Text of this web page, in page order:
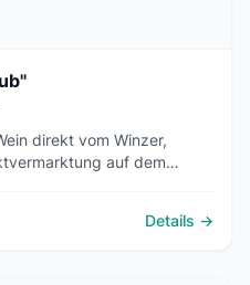
direkt vom Winzer,
auf dem
Details →